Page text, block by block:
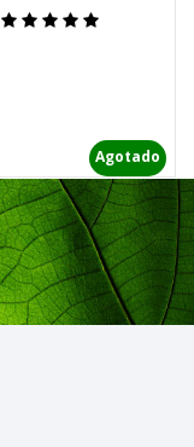
Agotado